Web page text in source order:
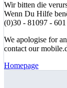
Wir bitten die
Wenn Du Hilfe
(0)30 - 81097 -
We apologise for
contact our
Homepage